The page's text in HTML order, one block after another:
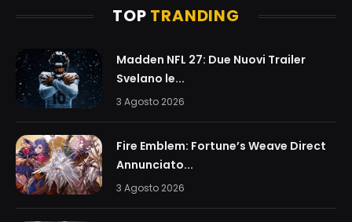
TOP TRANDING
Madden NFL 27: Due Nuovi Trailer
Svelano le...
3 Agosto 2026
Fire Emblem: Fortune’s Weave Direct
Annunciato...
3 Agosto 2026